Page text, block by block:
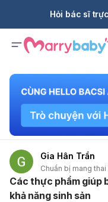
Hỏi bác sĩ
Gia Hân Trần
Chuẩn bị mang thai
Các thực phẩm
khả năng sinh sản